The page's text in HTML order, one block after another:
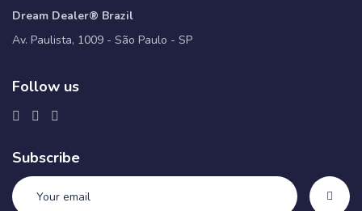
Dream Dealer® Brazil
Av. Paulista, 1009 - São Paulo - SP
Follow us
Subscribe